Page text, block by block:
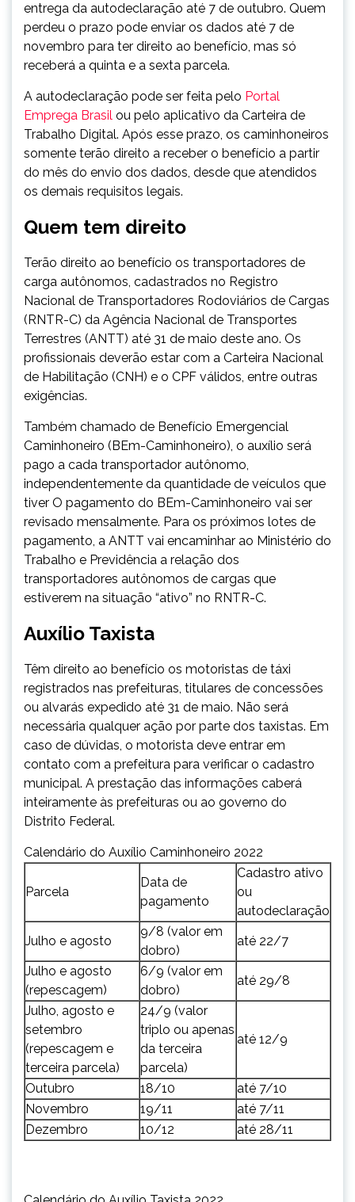
entrega da autodeclaração até 7 de outubro. Quem
perdeu o prazo pode enviar os dados até 7 de
novembro para ter direito ao benefício, mas só
receberá a quinta e a sexta parcela.
A autodeclaração pode ser feita pelo Portal
Emprega Brasil ou pelo aplicativo da Carteira de
Trabalho Digital. Após esse prazo, os caminhoneiros
somente terão direito a receber o benefício a partir
do mês do envio dos dados, desde que atendidos
os demais requisitos legais.
Quem tem direito
Terão direito ao benefício os transportadores de
carga autônomos, cadastrados no Registro
Nacional de Transportadores Rodoviários de Cargas
(RNTR-C) da Agência Nacional de Transportes
Terrestres (ANTT) até 31 de maio deste ano. Os
profissionais deverão estar com a Carteira Nacional
de Habilitação (CNH) e o CPF válidos, entre outras
exigências.
Também chamado de Benefício Emergencial
Caminhoneiro (BEm-Caminhoneiro), o auxílio será
pago a cada transportador autônomo,
independentemente da quantidade de veículos que
tiver O pagamento do BEm-Caminhoneiro vai ser
revisado mensalmente. Para os próximos lotes de
pagamento, a ANTT vai encaminhar ao Ministério do
Trabalho e Previdência a relação dos
transportadores autônomos de cargas que
estiverem na situação “ativo” no RNTR-C.
Auxílio Taxista
Têm direito ao benefício os motoristas de táxi
registrados nas prefeituras, titulares de concessões
ou alvarás expedido até 31 de maio. Não será
necessária qualquer ação por parte dos taxistas. Em
caso de dúvidas, o motorista deve entrar em
contato com a prefeitura para verificar o cadastro
municipal. A prestação das informações caberá
inteiramente às prefeituras ou ao governo do
Distrito Federal.
Calendário do Auxílio Caminhoneiro 2022
Parcela
Data de
pagamento
Cadastro ativo
ou
autodeclaração
Julho e agosto
9/8 (valor em
dobro)
até 22/7
Julho e agosto
(repescagem)
6/9 (valor em
dobro)
até 29/8
Julho, agosto e
setembro
(repescagem e
terceira parcela)
24/9 (valor
triplo ou apenas
da terceira
parcela)
até 12/9
Outubro 18/10
até 7/10
Novembro
19/11
até 7/11
Dezembro
10/12 até 28/11